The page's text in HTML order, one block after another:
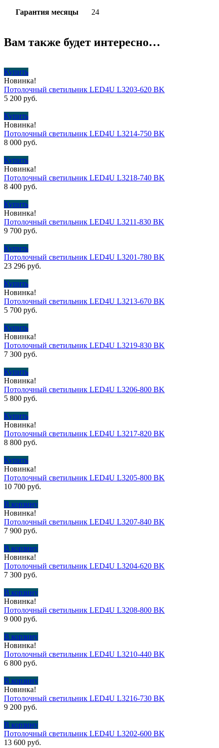
Гарантия месяцы 24
Вам также будет интересно…
Купить
Новинка!
Потолочный светильник LED4U L3203-620 BK
5 200 руб.
Купить
Новинка!
Потолочный светильник LED4U L3214-750 BK
8 000 руб.
Купить
Новинка!
Потолочный светильник LED4U L3218-740 BK
8 400 руб.
Купить
Новинка!
Потолочный светильник LED4U L3211-830 BK
9 700 руб.
Купить
Потолочный светильник LED4U L3201-780 BK
23 296 руб.
Купить
Новинка!
Потолочный светильник LED4U L3213-670 BK
5 700 руб.
Купить
Новинка!
Потолочный светильник LED4U L3219-830 BK
7 300 руб.
Купить
Новинка!
Потолочный светильник LED4U L3206-800 BK
5 800 руб.
Купить
Новинка!
Потолочный светильник LED4U L3217-820 BK
8 800 руб.
Купить
Новинка!
Потолочный светильник LED4U L3205-800 BK
10 700 руб.
В корзину
Новинка!
Потолочный светильник LED4U L3207-840 BK
7 900 руб.
В корзину
Новинка!
Потолочный светильник LED4U L3204-620 BK
7 300 руб.
В корзину
Новинка!
Потолочный светильник LED4U L3208-800 BK
9 000 руб.
В корзину
Новинка!
Потолочный светильник LED4U L3210-440 BK
6 800 руб.
В корзину
Новинка!
Потолочный светильник LED4U L3216-730 BK
9 200 руб.
В корзину
Потолочный cветильник LED4U L3202-600 BK
13 600 руб.